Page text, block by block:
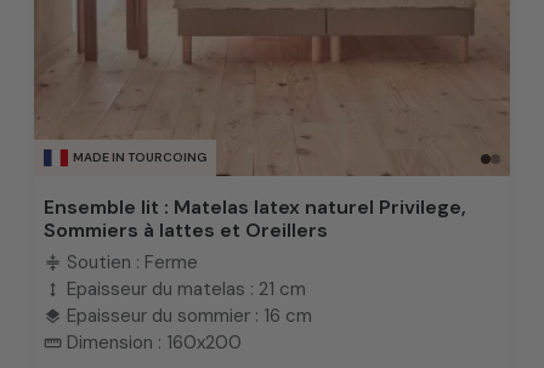
MADE IN TOURCOING
Ensemble lit : Matelas latex naturel Privilege,
Sommiers à lattes et Oreillers
compress Soutien : Ferme
height Epaisseur du matelas : 21 cm
layers Epaisseur du sommier : 16 cm
straighten Dimension : 160x200